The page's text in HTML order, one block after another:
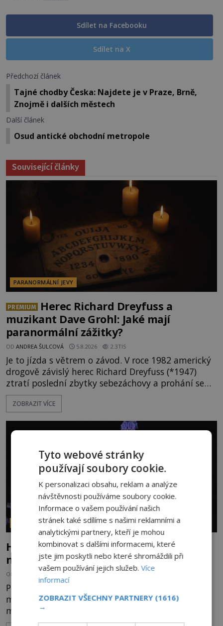
Sdílet na Facebooku
Sdílet na X
Předchozí článek
Tajné chodby Česka: Najdete je v Praze, Brně,
Znojmě i dalších městech
Další článek
Osud antické obchodní metropole
Související články
PARANORMÁLNÍ JEVY
PREMIUM
Herec Richard Dreyfuss a
muzikant Dave Grohl: Jaké mají
paranormální zážitky?
OD ANDREA ŠULCOVÁ 5.8.2026 2.3TIS
Je to jízda s větrem o závod. V roce 1982 americký
drogově závislý herec Richard Dreyfuss (*1947)
ztratí poslední zbytky sebezáchovy a prohání se
po silnicích ve svém mercedesu jako utržený ze
řetězu. Vše vyvrcholí katastrofou, když to Dreyfuss
následně nalezne schovaný kokain. Tímto
ZOBRAZIT VÍCE
PARANORMÁLNÍ JEVY
Hororové zábavní parky: Straší tu oběti
nehod?
OD MICHAELA HOLUBOVÁ 4.8.2026
Přibližně 60 km po dálnici od Los Angeles leží
město Anaheim. Jeho název většině Evropanů
mnoho neřekne. Ale když se zmíní zdejší
Disneyland, je hned jasno. Zábavní park vyroste na
Tyto webové stránky
používají soubory cookie.
K personalizaci obsahu, reklam a analýze
návštěvnosti používáme soubory cookie.
Informace o vašem používání našich
stránek také sdílíme s našimi reklamními a
analytickými partnery, kteří je mohou
kombinovat s dalšími informacemi, které
jste jim poskytli nebo které shromáždili při
vašem používání jejich služeb.Více
informací
ZOBRAZIT VŠECHNY PARTNERY (1616)
→